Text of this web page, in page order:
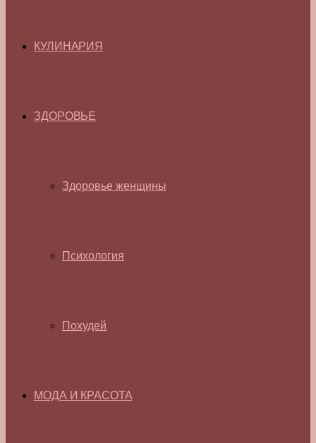
КУЛИНАРИЯ
ЗДОРОВЬЕ
Здоровье женщины
Психология
Похудей
МОДА И КРАСОТА